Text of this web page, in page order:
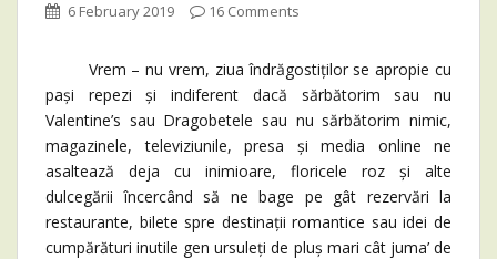
6 February 2019 16 Comments
Vrem – nu vrem, ziua îndrăgostiților se apropie cu
pași repezi și indiferent dacă sărbătorim sau nu
Valentine’s sau Dragobetele sau nu sărbătorim nimic,
magazinele, televiziunile, presa și media online ne
asaltează deja cu inimioare, floricele roz și alte
dulcegării încercând să ne bage pe gât rezervări la
restaurante, bilete spre destinații romantice sau idei de
cumpărături inutile gen ursuleți de pluș mari cât juma’ de